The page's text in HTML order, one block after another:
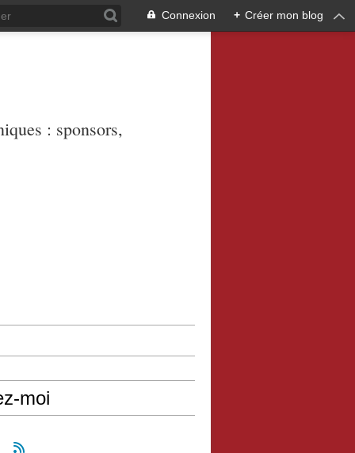
Connexion + Créer mon blog
: sponsors,
moi